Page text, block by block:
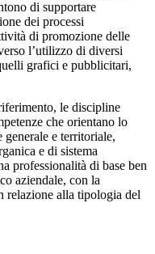
di supportare
dei processi
di promozione delle
l’utilizzo di diversi
grafici e pubblicitari,
le discipline
che orientano lo
generale e territoriale,
e di sistema
professionalità di base ben
aziendale, con la
relazione alla tipologia del